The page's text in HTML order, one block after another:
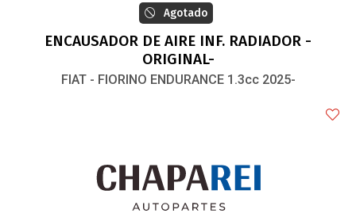
Agotado
ENCAUSADOR DE AIRE INF. RADIADOR -
ORIGINAL-
FIAT - FIORINO ENDURANCE 1.3cc 2025-